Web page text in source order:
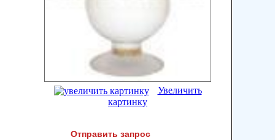
Увеличить
картинку
Отправить запрос